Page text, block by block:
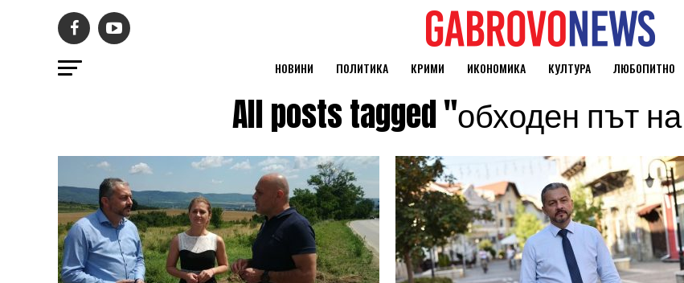
НОВИНИ ПОЛИТИКА КРИМИ ИКОНОМИКА КУЛТУРА ЛЮБОПИТНО
All posts tagged "обходен път